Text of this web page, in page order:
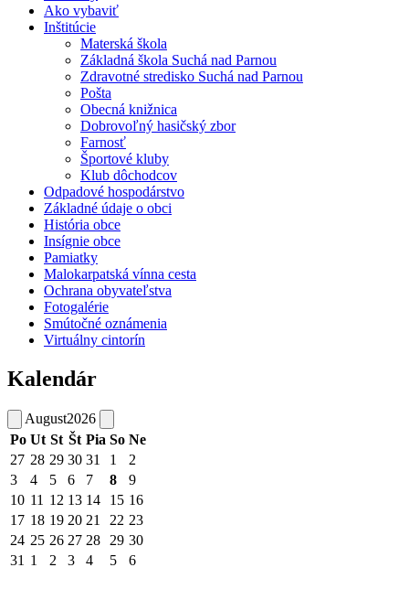
Ako vybaviť
Inštitúcie
Materská škola
Základná škola Suchá nad Parnou
Zdravotné stredisko Suchá nad Parnou
Pošta
Obecná knižnica
Dobrovoľný hasičský zbor
Farnosť
Športové kluby
Klub dôchodcov
Odpadové hospodárstvo
Základné údaje o obci
História obce
Insígnie obce
Pamiatky
Malokarpatská vínna cesta
Ochrana obyvateľstva
Fotogalérie
Smútočné oznámenia
Virtuálny cintorín
Kalendár
August2026
Po Ut St Št Pia So Ne
27 28 29 30 31 1
2
3
4 5 6 7 8
9
10 11 12 13 14 15 16
17 18 19 20 21 22 23
24 25 26 27 28 29 30
31 1 2 3 4 5 6